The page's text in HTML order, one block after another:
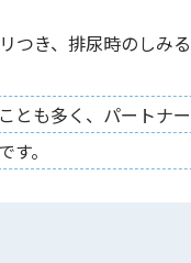
き、排尿時のしみ
も多く、パートナ
。